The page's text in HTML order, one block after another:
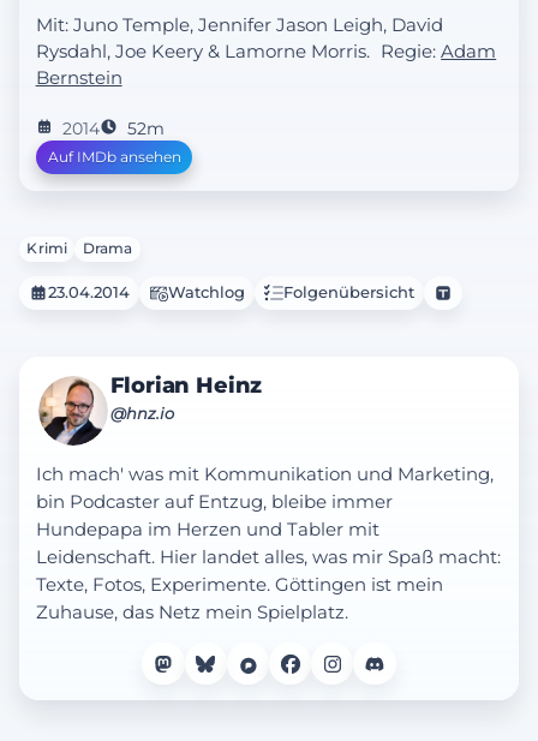
Mit: Juno Temple, Jennifer Jason Leigh, David
Rysdahl, Joe Keery & Lamorne Morris. Regie:Adam
Bernstein
2014 52m
Auf IMDb ansehen
Krimi Drama
23.04.2014 Watchlog Folgenübersicht
Florian Heinz
@hnz.io
Ich mach' was mit Kommunikation und Marketing,
bin Podcaster auf Entzug, bleibe immer
Hundepapa im Herzen und Tabler mit
Leidenschaft. Hier landet alles, was mir Spaß macht:
Texte, Fotos, Experimente. Göttingen ist mein
Zuhause, das Netz mein Spielplatz.